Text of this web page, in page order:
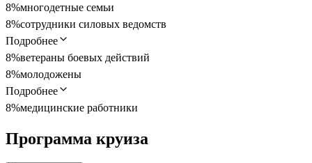
8%многодетные семьи
8%сотрудники силовых ведомств
Подробнее
8%ветераны боевых действий
8%молодожены
Подробнее
8%медицинские работники
Программа круиза